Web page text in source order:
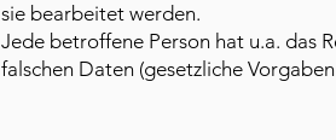
sie bearbeitet werden.
Jede betroffene Person hat u.a. das
falschen Daten (gesetzliche